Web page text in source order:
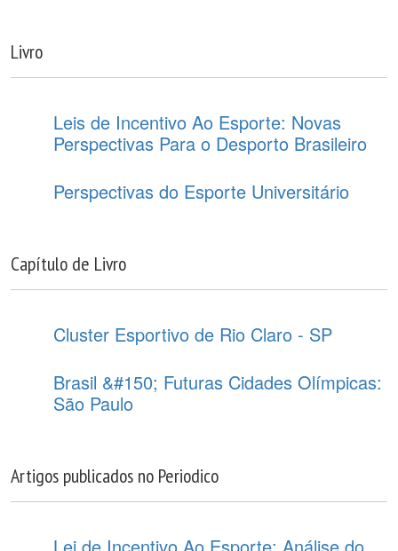
Livro
Leis de Incentivo Ao Esporte: Novas
Perspectivas Para o Desporto Brasileiro
Perspectivas do Esporte Universitário
Capítulo de Livro
Cluster Esportivo de Rio Claro - SP
Brasil &#150; Futuras Cidades Olímpicas:
São Paulo
Artigos publicados no Periodico